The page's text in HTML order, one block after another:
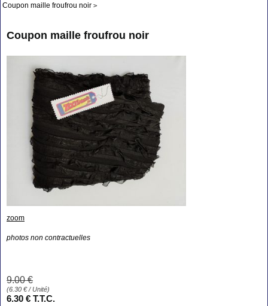
Coupon maille froufrou noir
Coupon maille froufrou noir
zoom
photos non contractuelles
9.00 €
(6.30 €/ Unité)
6.30 € T.T.C.